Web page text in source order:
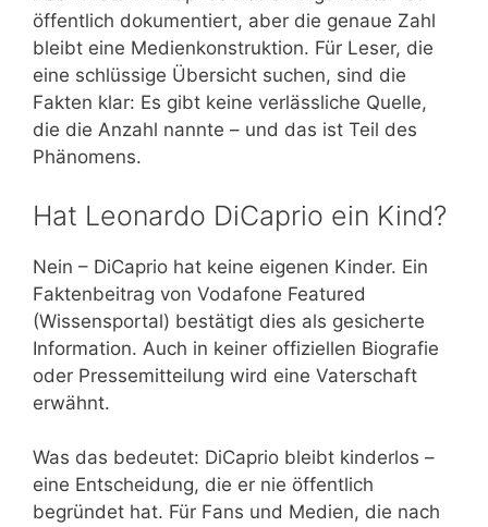
öffentlich dokumentiert, aber die genaue Zahl
bleibt eine Medienkonstruktion. Für Leser, die
eine schlüssige Übersicht suchen, sind die
Fakten klar: Es gibt keine verlässliche Quelle,
die die Anzahl nannte – und das ist Teil des
Phänomens.
Hat Leonardo DiCaprio ein Kind?
Nein – DiCaprio hat keine eigenen Kinder. Ein
Faktenbeitrag von Vodafone Featured
(Wissensportal) bestätigt dies als gesicherte
Information. Auch in keiner offiziellen Biografie
oder Pressemitteilung wird eine Vaterschaft
erwähnt.
Was das bedeutet: DiCaprio bleibt kinderlos –
eine Entscheidung, die er nie öffentlich
begründet hat. Für Fans und Medien, die nach